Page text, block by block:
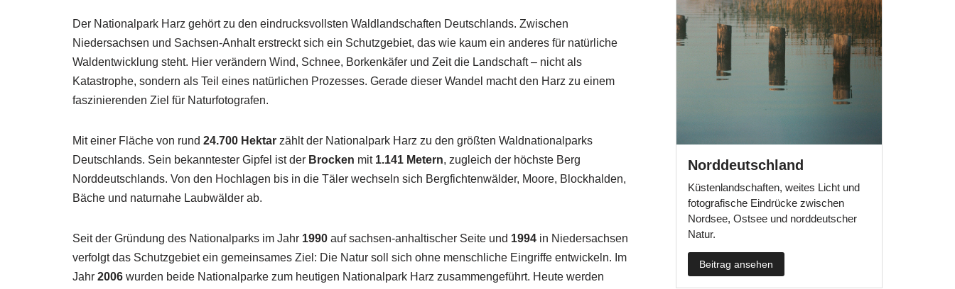
Der Nationalpark Harz gehört zu den eindrucksvollsten Waldlandschaften Deutschlands. Zwischen
Niedersachsen und Sachsen-Anhalt erstreckt sich ein Schutzgebiet, das wie kaum ein anderes für natürliche
Waldentwicklung steht. Hier verändern Wind, Schnee, Borkenkäfer und Zeit die Landschaft – nicht als
Katastrophe, sondern als Teil eines natürlichen Prozesses. Gerade dieser Wandel macht den Harz zu einem
faszinierenden Ziel für Naturfotografen.
Mit einer Fläche von rund 24.700 Hektar zählt der Nationalpark Harz zu den größten Waldnationalparks
Deutschlands. Sein bekanntester Gipfel ist der Brocken mit 1.141 Metern, zugleich der höchste Berg
Norddeutschlands. Von den Hochlagen bis in die Täler wechseln sich Bergfichtenwälder, Moore, Blockhalden,
Bäche und naturnahe Laubwälder ab.
Seit der Gründung des Nationalparks im Jahr 1990 auf sachsen-anhaltischer Seite und 1994 in Niedersachsen
verfolgt das Schutzgebiet ein gemeinsames Ziel: Die Natur soll sich ohne menschliche Eingriffe entwickeln. Im
Jahr 2006 wurden beide Nationalparke zum heutigen Nationalpark Harz zusammengeführt. Heute werden
Norddeutschland
Küstenlandschaften, weites Licht und
fotografische Eindrücke zwischen
Nordsee, Ostsee und norddeutscher
Natur.
Beitrag ansehen